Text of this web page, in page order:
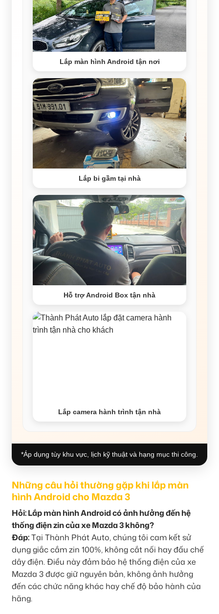
Lắp màn hình Android tận nơi
Lắp bi gầm tại nhà
Hỗ trợ Android Box tận nhà
Lắp camera hành trình tận nhà
*Áp dụng tùy khu vực, lịch kỹ thuật và hạng mục thi công.
Những câu hỏi thường gặp khi lắp màn
hình Android cho Mazda 3
Hỏi: Lắp màn hình Android có ảnh hưởng đến hệ
thống điện zin của xe Mazda 3 không?
Đáp:Tại Thành Phát Auto, chúng tôi cam kết sử
dụng giắc cắm zin 100%, không cắt nối hay đấu chế
dây điện. Điều này đảm bảo hệ thống điện của xe
Mazda 3 được giữ nguyên bản, không ảnh hưởng
đến các chức năng khác hay chế độ bảo hành của
hãng.